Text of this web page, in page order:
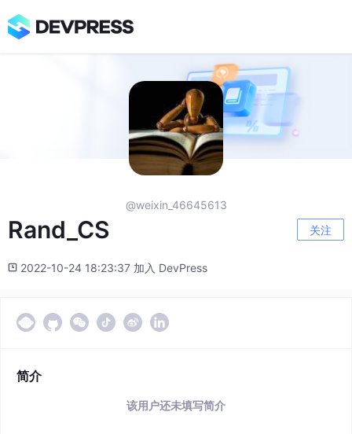
@weixin_46645613
Rand_CS 关注
2022-10-24 18:23:37 加入 DevPress
简介
该用户还未填写简介